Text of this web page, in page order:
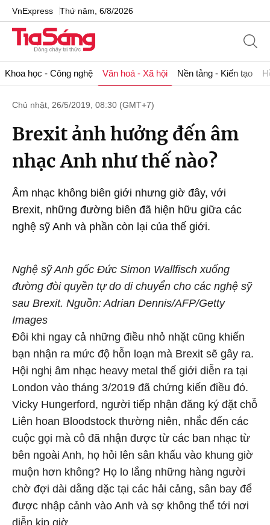
VnExpress Thứ năm, 6/8/2026
Khoa học - Công nghệ Văn hoá - Xã hội Nền tảng - Kiến tạo
Chủ nhật, 26/5/2019, 08:30 (GMT+7)
Brexit ảnh hưởng đến âm
nhạc Anh như thế nào?
Âm nhạc không biên giới nhưng giờ đây, với
Brexit, những đường biên đã hiện hữu giữa các
nghệ sỹ Anh và phần còn lại của thế giới.
Nghệ sỹ Anh gốc Đức Simon Wallfisch xuống
đường đòi quyền tự do di chuyển cho các nghệ sỹ
sau Brexit. Nguồn: Adrian Dennis/AFP/Getty
Images
Đôi khi ngay cả những điều nhỏ nhặt cũng khiến
bạn nhận ra mức độ hỗn loạn mà Brexit sẽ gây ra.
Hội nghị âm nhạc heavy metal thế giới diễn ra tại
London vào tháng 3/2019 đã chứng kiến điều đó.
Vicky Hungerford, người tiếp nhận đăng ký đặt chỗ
Liên hoan Bloodstock thường niên, nhắc đến các
cuộc gọi mà cô đã nhận được từ các ban nhạc từ
bên ngoài Anh, họ hỏi lên sân khấu vào khung giờ
muộn hơn không? Họ lo lắng những hàng người
chờ đợi dài dằng dặc tại các hải cảng, sân bay để
được nhập cảnh vào Anh và sợ không thể tới nơi
diễn kịp giờ.